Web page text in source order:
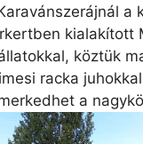
a
kialakított
köztük
racka
a